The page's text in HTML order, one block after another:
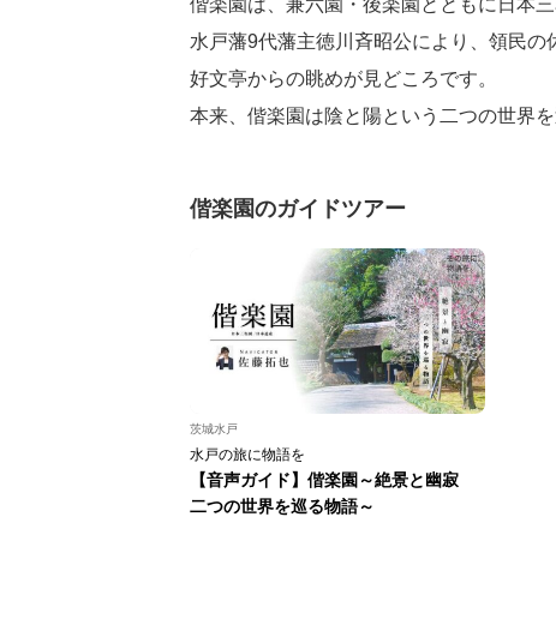
偕楽園は、兼六園・後楽園とともに日本
水戸藩9代藩主徳川斉昭公により、領民
好文亭からの眺めが見どころです。
本来、偕楽園は陰と陽という二つの世界
偕楽園のガイドツアー
茨城水戸
水戸の旅に物語を
【音声ガイド】偕楽園～絶景と幽寂
二つの世界を巡る物語～